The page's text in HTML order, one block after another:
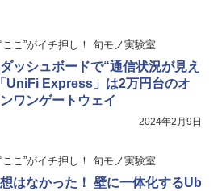
“ここ”がイチ押し！ 旬モノ実験室
ッシュボードで“通信状況が見え
UniFi Express」は2万円台のオ
ワンゲートウェイ
2024年2月9日
“ここ”がイチ押し！ 旬モノ実験室
はなかった！ 壁に一体化するUb